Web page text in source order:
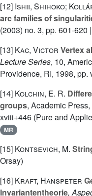
[12] Ishii, Shihoko;
arc families of
(2003) no. 3, pp. 601-620 |
[13] Kac, Victor Vertex
Lecture Series, 10,
Providence, RI, 1998, pp.
[14] Kolchin, E. R.
groups, Academic
xviii+446 (Pure and
MR
[15] Kontsevich, M.
Orsay)
[16] Kraft, Hanspeter
Invariantentheorie,